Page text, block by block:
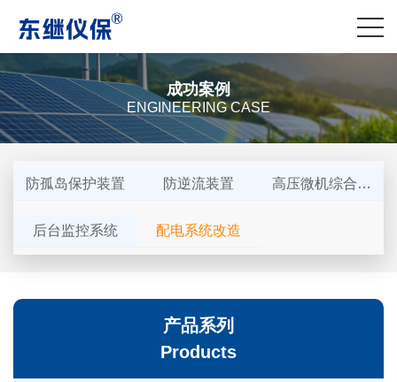
成功案例
ENGINEERING CASE
防孤岛保护装置 防逆流装置 高压微机综合保
后台监控系统
配电系统改造
产品系列
Products